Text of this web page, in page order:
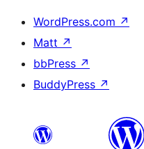
WordPress.com ↗
Matt ↗
bbPress ↗
BuddyPress ↗